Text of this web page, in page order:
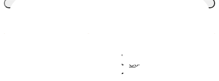
Contacta-nos